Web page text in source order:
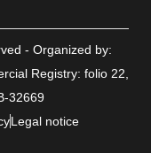
- Organized by:
Registry: folio 22,
32669
Legal notice